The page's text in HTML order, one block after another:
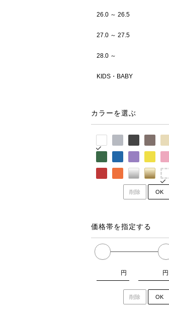
26.0 ～ 26.5
27.0 ～ 27.5
28.0 ～
KIDS・BABY
カラーを選ぶ
削除 OK
価格帯を指定する
円 円
削除 OK